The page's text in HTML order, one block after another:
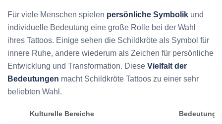
Für viele Menschen spielen persönliche Symbolik und
individuelle Bedeutung eine große Rolle bei der Wahl
ihres Tattoos. Einige sehen die Schildkröte als Symbol für
innere Ruhe, andere wiederum als Zeichen für persönliche
Entwicklung und Transformation. Diese Vielfalt der
Bedeutungen macht Schildkröte Tattoos zu einer sehr
beliebten Wahl.
Kulturelle Bereiche Bedeutung